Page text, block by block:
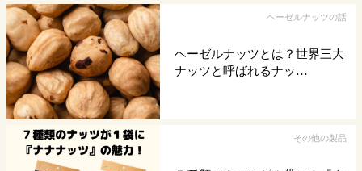
ヘーゼルナッツの話
ヘーゼルナッツとは？世界三大
ナッツと呼ばれるナッ…
その他の製品